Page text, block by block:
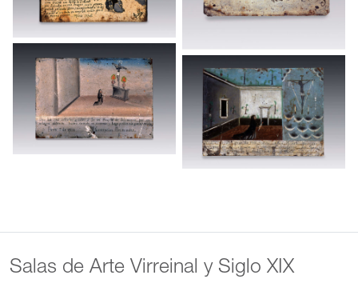
Salas de Arte Virreinal y Siglo XIX